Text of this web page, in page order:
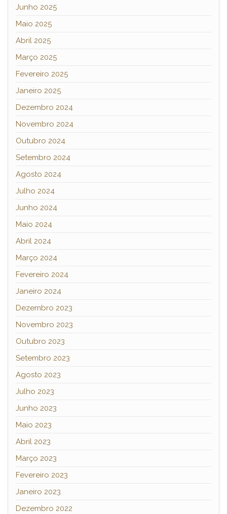
Junho 2025
Maio 2025
Abril 2025
Março 2025
Fevereiro 2025
Janeiro 2025
Dezembro 2024
Novembro 2024
Outubro 2024
Setembro 2024
Agosto 2024
Julho 2024
Junho 2024
Maio 2024
Abril 2024
Março 2024
Fevereiro 2024
Janeiro 2024
Dezembro 2023
Novembro 2023
Outubro 2023
Setembro 2023
Agosto 2023
Julho 2023
Junho 2023
Maio 2023
Abril 2023
Março 2023
Fevereiro 2023
Janeiro 2023
Dezembro 2022